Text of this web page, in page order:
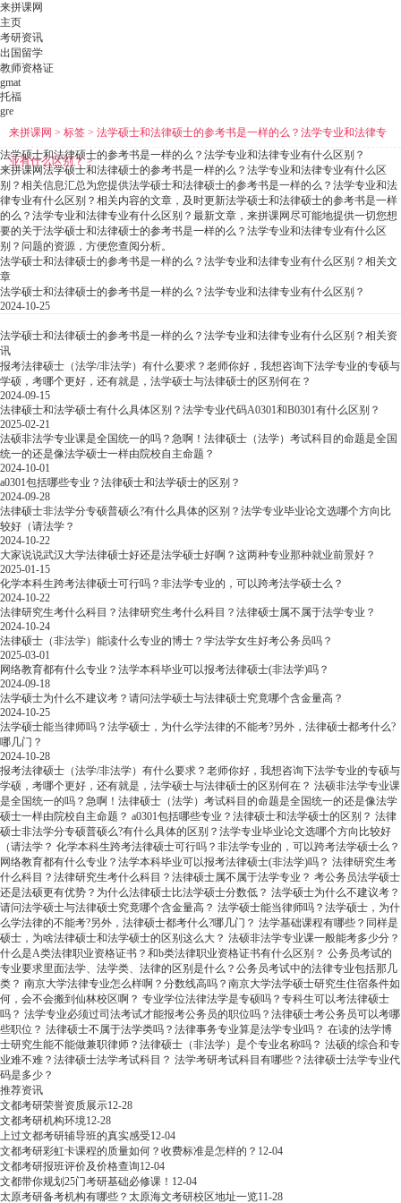
来拼课网
主页
考研资讯
出国留学
教师资格证
gmat
托福
gre
来拼课网 > 标签 > 法学硕士和法律硕士的参考书是一样的么？法学专业和法律专
业有什么区别？>
法学硕士和法律硕士的参考书是一样的么？法学专业和法律专业有什么区别？
来拼课网法学硕士和法律硕士的参考书是一样的么？法学专业和法律专业有什么区
别？相关信息汇总为您提供法学硕士和法律硕士的参考书是一样的么？法学专业和法
律专业有什么区别？相关内容的文章，及时更新法学硕士和法律硕士的参考书是一样
的么？法学专业和法律专业有什么区别？最新文章，来拼课网尽可能地提供一切您想
要的关于法学硕士和法律硕士的参考书是一样的么？法学专业和法律专业有什么区
别？问题的资源，方便您查阅分析。
法学硕士和法律硕士的参考书是一样的么？法学专业和法律专业有什么区别？相关文
章
法学硕士和法律硕士的参考书是一样的么？法学专业和法律专业有什么区别？
2024-10-25
法学硕士和法律硕士的参考书是一样的么？法学专业和法律专业有什么区别？相关资
讯
报考法律硕士（法学/非法学）有什么要求？老师你好，我想咨询下法学专业的专硕与
学硕，考哪个更好，还有就是，法学硕士与法律硕士的区别何在？
2024-09-15
法律硕士和法学硕士有什么具体区别？法学专业代码A0301和B0301有什么区别？
2025-02-21
法硕非法学专业课是全国统一的吗？急啊！法律硕士（法学）考试科目的命题是全国
统一的还是像法学硕士一样由院校自主命题？
2024-10-01
a0301包括哪些专业？法律硕士和法学硕士的区别？
2024-09-28
法律硕士非法学分专硕普硕么?有什么具体的区别？法学专业毕业论文选哪个方向比
较好（请法学？
2024-10-22
大家说说武汉大学法律硕士好还是法学硕士好啊？这两种专业那种就业前景好？
2025-01-15
化学本科生跨考法律硕士可行吗？非法学专业的，可以跨考法学硕士么？
2024-10-22
法律研究生考什么科目？法律研究生考什么科目？法律硕士属不属于法学专业？
2024-10-24
法律硕士（非法学）能读什么专业的博士？学法学女生好考公务员吗？
2025-03-01
网络教育都有什么专业？法学本科毕业可以报考法律硕士(非法学)吗？
2024-09-18
法学硕士为什么不建议考？请问法学硕士与法律硕士究竟哪个含金量高？
2024-10-25
法学硕士能当律师吗？法学硕士，为什么学法律的不能考?另外，法律硕士都考什么?
哪几门？
2024-10-28
报考法律硕士（法学/非法学）有什么要求？老师你好，我想咨询下法学专业的专硕与
学硕，考哪个更好，还有就是，法学硕士与法律硕士的区别何在？ 法硕非法学专业课
是全国统一的吗？急啊！法律硕士（法学）考试科目的命题是全国统一的还是像法学
硕士一样由院校自主命题？ a0301包括哪些专业？法律硕士和法学硕士的区别？ 法律
硕士非法学分专硕普硕么?有什么具体的区别？法学专业毕业论文选哪个方向比较好
（请法学？ 化学本科生跨考法律硕士可行吗？非法学专业的，可以跨考法学硕士么？
网络教育都有什么专业？法学本科毕业可以报考法律硕士(非法学)吗？ 法律研究生考
什么科目？法律研究生考什么科目？法律硕士属不属于法学专业？ 考公务员法学硕士
还是法硕更有优势？为什么法律硕士比法学硕士分数低？ 法学硕士为什么不建议考？
请问法学硕士与法律硕士究竟哪个含金量高？ 法学硕士能当律师吗？法学硕士，为什
么学法律的不能考?另外，法律硕士都考什么?哪几门？ 法学基础课程有哪些？同样是
硕士，为啥法律硕士和法学硕士的区别这么大？ 法硕非法学专业课一般能考多少分？
什么是A类法律职业资格证书？和b类法律职业资格证书有什么区别？ 公务员考试的
专业要求里面法学、法学类、法律的区别是什么？公务员考试中的法律专业包括那几
类？ 南京大学法律专业怎么样啊？分数线高吗？南京大学法学硕士研究生住宿条件如
何，会不会搬到仙林校区啊？ 专业学位法律法学是专硕吗？专科生可以考法律硕士
吗？ 法学专业必须过司法考试才能报考公务员的职位吗？法律硕士考公务员可以考哪
些职位？ 法律硕士不属于法学类吗？法律事务专业算是法学专业吗？ 在读的法学博
士研究生能不能做兼职律师？法律硕士（非法学）是个专业名称吗？ 法硕的综合和专
业难不难？法律硕士法学考试科目？ 法学考研考试科目有哪些？法律硕士法学专业代
码是多少？
推荐资讯
文都考研荣誉资质展示12-28
文都考研机构环境12-28
上过文都考研辅导班的真实感受12-04
文都考研彩虹卡课程的质量如何？收费标准是怎样的？ 12-04
文都考研报班评价及价格查询12-04
文都带你规划25门考研基础必修课！ 12-04
太原考研备考机构有哪些？太原海文考研校区地址一览11-28